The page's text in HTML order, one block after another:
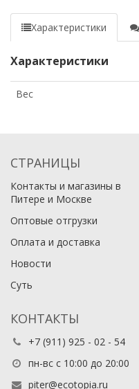
Характеристики
Характеристики
Вес
СТРАНИЦЫ
Контакты и магазины в
Питере и Москве
Оптовые отгрузки
Оплата и доставка
Новости
Суть
КОНТАКТЫ
+7 (911) 925 - 02 - 54
пн-вс с 10:00 до 20:00
piter@ecotopia.ru